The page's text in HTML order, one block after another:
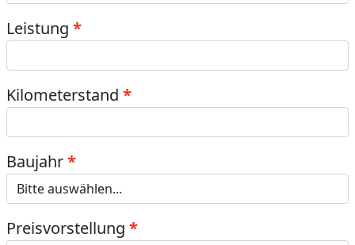
Leistung
Kilometerstand
Baujahr
Preisvorstellung